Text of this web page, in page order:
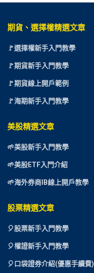
期貨、選擇權精選文章
🚩選擇權新手入門教學
🚩期貨新手入門教學
🚩期貨線上開戶範例
🚩海期新手入門教學
美股精選文章
🌱美股新手入門教學
🌱美股ETF入門介紹
🌱海外券商IB線上開戶教學
股票精選文章
🎈股票新手入門教學
🎈權證新手入門教學
🎈口袋證券介紹(優惠手續費)